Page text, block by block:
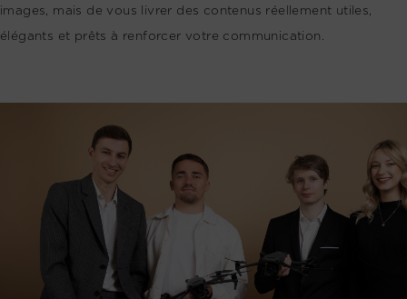
images, mais de vous livrer des contenus réellement utiles,
élégants et prêts à renforcer votre communication.